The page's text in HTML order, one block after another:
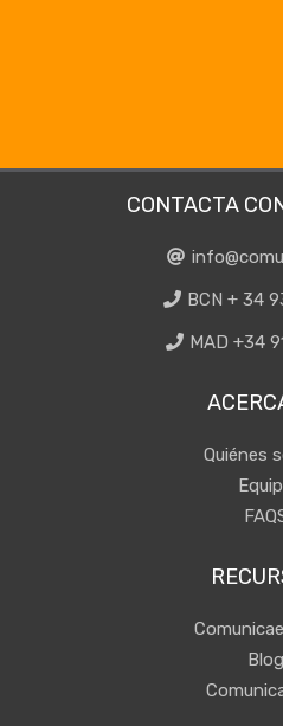
CONTACTA
BCN + 34
MAD +34
Quiénes
Blog